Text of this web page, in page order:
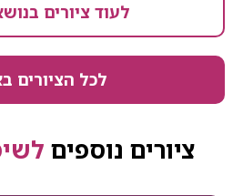
לעוד ציורים
לכל הציורים
ציורים נוספים